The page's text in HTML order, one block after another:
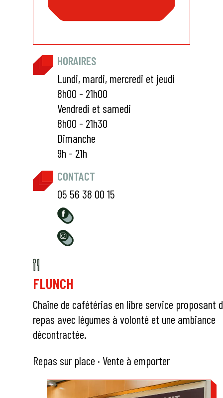
HORAIRES
Lundi, mardi, mercredi et jeudi
8h00 - 21h00
Vendredi et samedi
8h00 - 21h30
Dimanche
9h - 21h
CONTACT
05 56 38 00 15
FLUNCH
Chaîne de cafétérias en libre service proposant
repas avec légumes à volonté et une ambiance
décontractée.
Repas sur place · Vente à emporter